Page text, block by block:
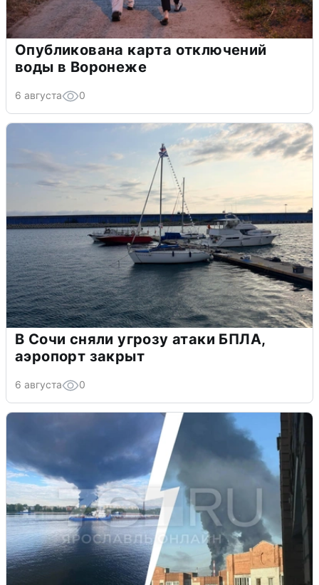
Опубликована карта отключений
воды в Воронеже
6 августа 0
В Сочи сняли угрозу атаки БПЛА,
аэропорт закрыт
6 августа 0